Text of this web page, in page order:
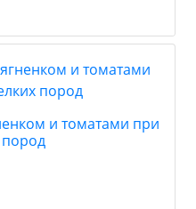
и томатами при
пород